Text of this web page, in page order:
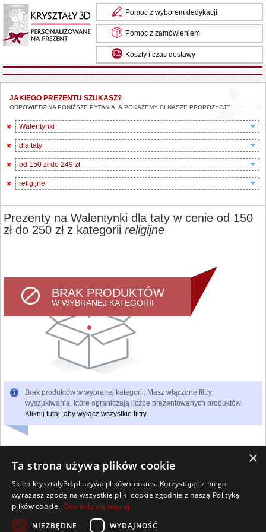
Pomoc z wyborem dedykacji
Pomoc z zamówieniem
Koszty i czas dostawy
JAKIEGO PREZENTU SZUKASZ?
ODPOWIEDZ NA PONIŻSZE PYTANIA, A POKAŻEMY CI NASZE PROPOZYCJE
Walentynki
dla taty
od 150 zł do 249 zł
religijne
Prezenty na Walentynki dla taty w cenie od 150
zł do 250 zł z kategorii religijne
BRAK PRODUKTÓW
W WYBRANEJ KATEGORII
Brak produktów w wybranej kategorii. Masz włączone filtry
wyszukiwania, które ograniczają liczbę prezentowanych produktów.
Kliknij tutaj, aby wyłącz wszystkie filtry.
Wszelkie prawa zastrzeżone
Kontakt Współpraca Regulamin
Pomoc Strona główna
×
Ta strona używa plików cookie
Sklep krysztaly3d.pl używa plików cookies. Korzystając z niego
wyrażasz zgodę na wszystkie pliki cookie zgodnie z naszą Polityką
plików cookie.. Dowiedz się więcej
NIEZBĘDNE
WYDAJNOŚĆ